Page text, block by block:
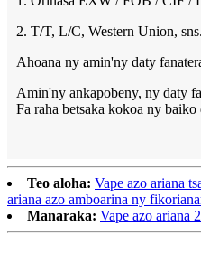
2. T/T, L/C, Western Union, sns.
Ahoana ny amin'ny daty
Amin'ny ankapobeny, ny daty
Fa raha betsaka kokoa ny
Teo aloha: Vape azo ariana
ariana azo amboarina ny
Manaraka: Vape azo ariana